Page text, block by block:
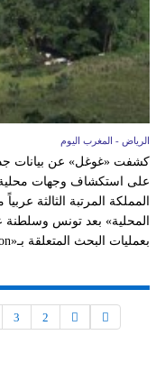
الرياض - المغرب اليوم
كشفت «غوغل» عن بيانات
على استكشاف وجهات محلية
المملكة المرتبة الثالثة
بعمليات البحث المتعلقة بـ«Staycation» خلال شهري...
2
3